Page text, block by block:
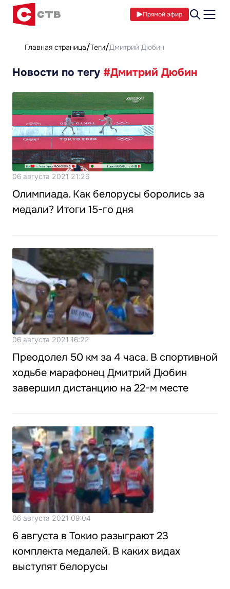
Прямой эфир
Главная страница Теги Дмитрий Дюбин
Новости по тегу #Дмитрий Дюбин
06 августа 2021 21:26
Олимпиада. Как белорусы боролись за
медали? Итоги 15-го дня
06 августа 2021 16:22
Преодолел 50 км за 4 часа. В спортивной
ходьбе марафонец Дмитрий Дюбин
завершил дистанцию на 22-м месте
06 августа 2021 09:04
6 августа в Токио разыграют 23
комплекта медалей. В каких видах
выступят белорусы